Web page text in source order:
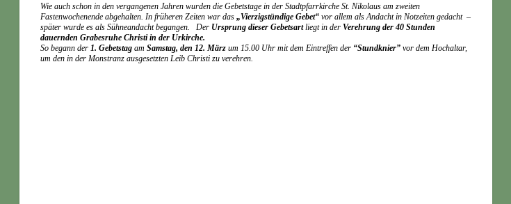
Wie auch schon in den vergangenen Jahren wurden die Gebetstage in der Stadtpfarrkirche St. Nikolaus am zweiten
Fastenwochenende abgehalten. In früheren Zeiten war das „Vierzigstündige Gebet“ vor allem als Andacht in Notzeiten gedacht –
später wurde es als Sühneandacht begangen. Der Ursprung dieser Gebetsartliegt in der Verehrung der 40 Stunden
dauernden Grabesruhe Christi in der Urkirche.
So begann der 1. Gebetstag am Samstag, den 12. März um 15.00 Uhr mit dem Eintreffen der “Stundknier” vor dem Hochaltar,
um den in der Monstranz ausgesetzten Leib Christi zu verehren.